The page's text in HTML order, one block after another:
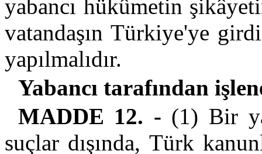
yabancı hükûmetin
vatandaşın Türkiye'ye
yapılmalıdır.
Yabancı tarafından
MADDE 12. - (1) Bir
suçlar dışında, Türk